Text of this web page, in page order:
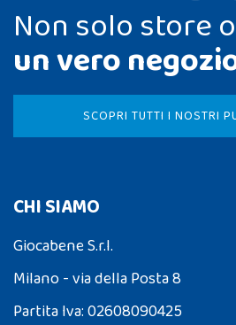
Non solo store
un vero
SCOPRI TUTTI I NOSTRI
CHI SIAMO
Giocabene S.r.l.
Milano - via della Posta 8
Partita Iva: 02608090425